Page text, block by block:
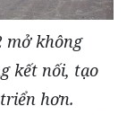
mở không
kết nối, tạo
hơn.